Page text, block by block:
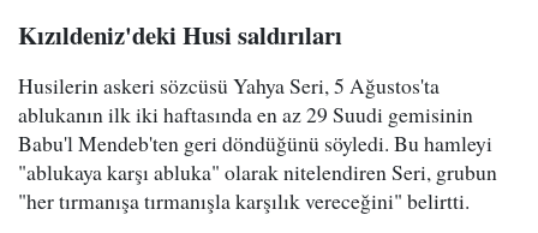
Kızıldeniz'deki Husi saldırıları
Husilerin askeri sözcüsü Yahya Seri, 5 Ağustos'ta
ablukanın ilk iki haftasında en az 29 Suudi gemisinin
Babu'l Mendeb'ten geri döndüğünü söyledi. Bu hamleyi
"ablukaya karşı abluka" olarak nitelendiren Seri, grubun
"her tırmanışa tırmanışla karşılık vereceğini" belirtti.